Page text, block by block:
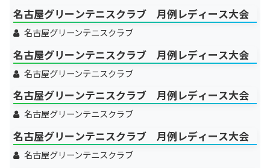
名古屋グリーンテニスクラブ 月例レディース大会
名古屋グリーンテニスクラブ
名古屋グリーンテニスクラブ 月例レディース大会
名古屋グリーンテニスクラブ
名古屋グリーンテニスクラブ 月例レディース大会
名古屋グリーンテニスクラブ
名古屋グリーンテニスクラブ 月例レディース大会
名古屋グリーンテニスクラブ